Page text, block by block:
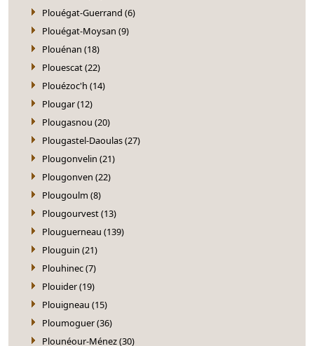
Plouégat-Guerrand (6)
Plouégat-Moysan (9)
Plouénan (18)
Plouescat (22)
Plouézoc'h (14)
Plougar (12)
Plougasnou (20)
Plougastel-Daoulas (27)
Plougonvelin (21)
Plougonven (22)
Plougoulm (8)
Plougourvest (13)
Plouguerneau (139)
Plouguin (21)
Plouhinec (7)
Plouider (19)
Plouigneau (15)
Ploumoguer (36)
Plounéour-Ménez (30)